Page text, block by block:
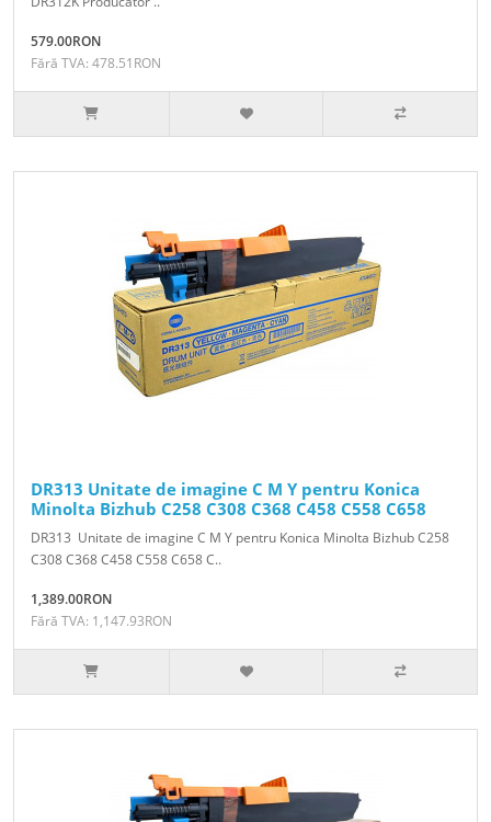
579.00RON
Fără TVA: 478.51RON
DR313 Unitate de imagine C M Y pentru Konica
Minolta Bizhub C258 C308 C368 C458 C558 C658
DR313 Unitate de imagine C M Y pentru Konica Minolta Bizhub C258
C308 C368 C458 C558 C658 C..
1,389.00RON
Fără TVA: 1,147.93RON